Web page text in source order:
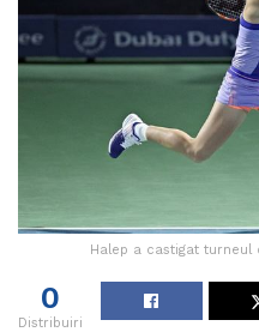
Halep a castigat turneul
0
Distribuiri